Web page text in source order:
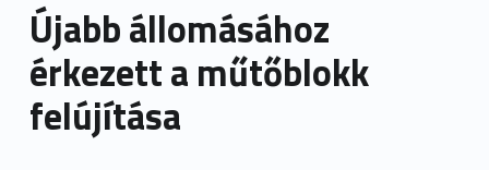
Újabb állomásához
érkezett a műtőblokk
felújítása